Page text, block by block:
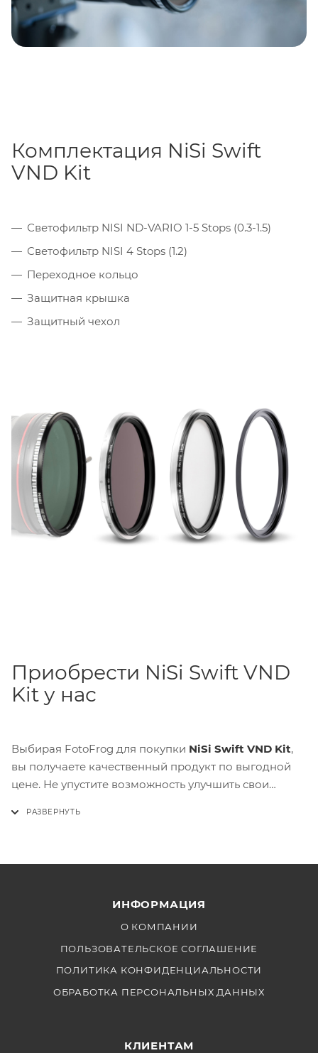
процесс настройки и регулировки простым и
точным.
Комплектация NiSi Swift
VND Kit
Светофильтр NISI ND-VARIO 1-5 Stops (0.3-1.5)
Светофильтр NISI 4 Stops (1.2)
Переходное кольцо
Защитная крышка
Защитный чехол
Приобрести NiSi Swift VND
Kit у нас
Выбирая FotoFrog для покупки NiSi Swift VND Kit,
вы получаете качественный продукт по выгодной
цене. Не упустите возможность улучшить свои
ИНФОРМАЦИЯ
О КОМПАНИИ
ПОЛЬЗОВАТЕЛЬСКОЕ СОГЛАШЕНИЕ
ПОЛИТИКА КОНФИДЕНЦИАЛЬНОСТИ
ОБРАБОТКА ПЕРСОНАЛЬНЫХ ДАННЫХ
КЛИЕНТАМ